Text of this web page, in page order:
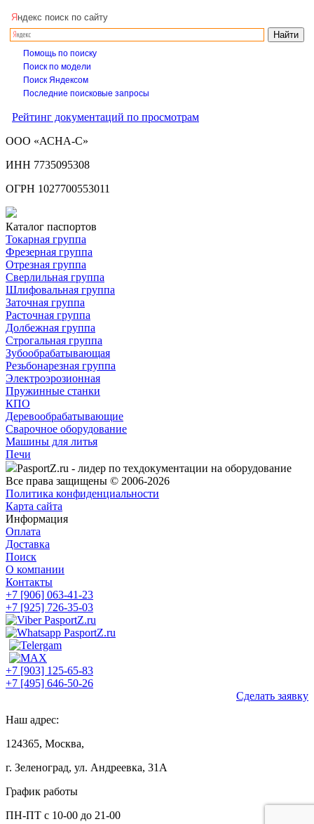
Я ндекс поиск по сайту
Помощь по поиску
Поиск по модели
Поиск Яндексом
Последние поисковые запросы
Рейтинг документаций по просмотрам
ООО «АСНА-С»
ИНН 7735095308
ОГРН 1027700553011
Каталог паспортов
Токарная группа
Фрезерная группа
Отрезная группа
Сверлильная группа
Шлифовальная группа
Заточная группа
Расточная группа
Долбежная группа
Строгальная группа
Зубообрабатывающая
Резьбонарезная группа
Электроэрозионная
Пружинные станки
КПО
Деревообрабатывающие
Сварочное оборудование
Машины для литья
Печи
PasportZ.ru - лидер по техдокументации на оборудование
Все права защищены © 2006-2026
Политика конфиденциальности
Карта сайта
Информация
Оплата
Доставка
Поиск
О компании
Контакты
+7 [906] 063-41-23
+7 [925] 726-35-03
+7 [903] 125-65-83
+7 [495] 646-50-26
Сделать заявку
Наш адрес:
124365, Москва,
г. Зеленоград, ул. Андреевка, 31А
График работы
ПН-ПТ с 10-00 до 21-00